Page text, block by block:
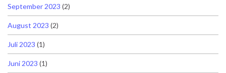
September 2023 (2)
August 2023 (2)
Juli 2023 (1)
Juni 2023 (1)